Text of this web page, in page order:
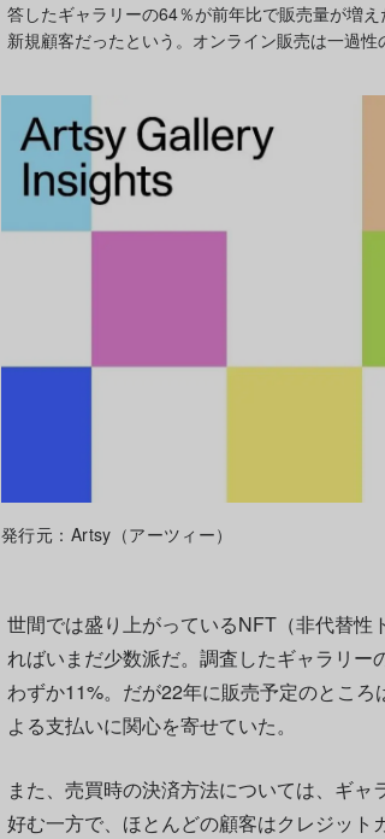
答したギャラリーの64％が前年比で販売量が増
新規顧客だったという。オンライン販売は一過性
発行元：Artsy（アーツィー）
世間では盛り上がっているNFT（非代替性
ればいまだ少数派だ。調査したギャラリ
わずか11%。だが22年に販売予定のとこ
よる支払いに関心を寄せていた。
また、売買時の決済方法については、ギ
好む一方で、ほとんどの顧客はクレジット